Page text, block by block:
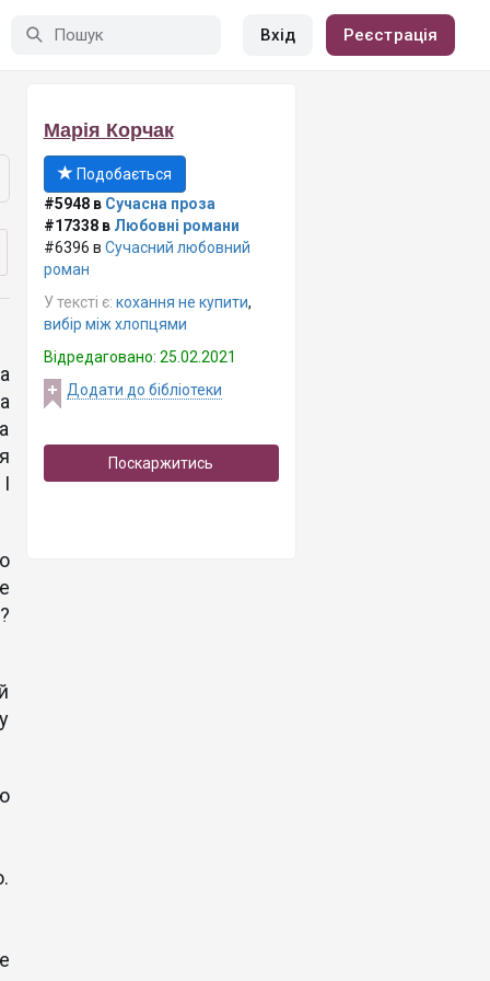
Вхід Реєстрація
Марія Корчак
Подобається
#5948 в Сучасна проза
#17338 в Любовні романи
#6396 в Сучасний любовний
роман
У тексті є: кохання не купити,
вибір між хлопцями
Відредаговано: 25.02.2021
Додати до бібліотеки
Поскаржитись